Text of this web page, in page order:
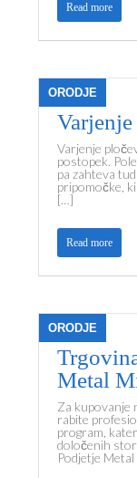
Read more
ORODJE
Varjenje
postopek.
pa zahteva
pripomočke,
[…]
Read more
ORODJE
Metal
Za kupovanje
rabite
program,
določenih
Podjetje